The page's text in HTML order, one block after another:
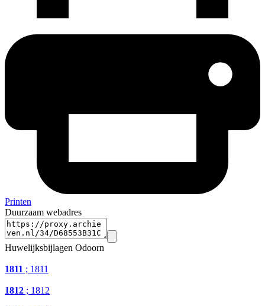
Printen
Duurzaam webadres
Huwelijksbijlagen Odoorn
1811 ; 1811
1812 ; 1812